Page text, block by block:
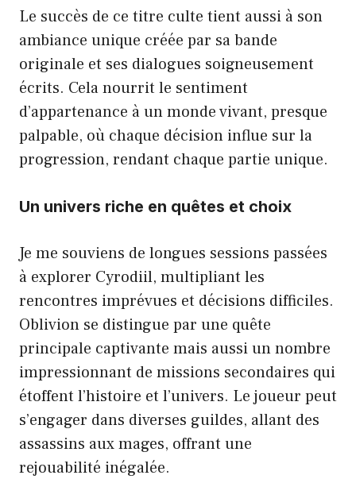
Le succès de ce titre culte tient aussi à son
ambiance unique créée par sa bande
originale et ses dialogues soigneusement
écrits. Cela nourrit le sentiment
d’appartenance à un monde vivant, presque
palpable, où chaque décision influe sur la
progression, rendant chaque partie unique.
Un univers riche en quêtes et choix
Je me souviens de longues sessions passées
à explorer Cyrodiil, multipliant les
rencontres imprévues et décisions difficiles.
Oblivion se distingue par une quête
principale captivante mais aussi un nombre
impressionnant de missions secondaires qui
étoffent l’histoire et l’univers. Le joueur peut
s’engager dans diverses guildes, allant des
assassins aux mages, offrant une
rejouabilité inégalée.